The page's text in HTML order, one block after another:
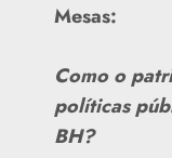
Mesas:
Como o
políticas
BH?